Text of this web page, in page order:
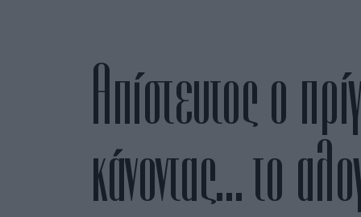
Απίστευτος ο
κάνοντας… το